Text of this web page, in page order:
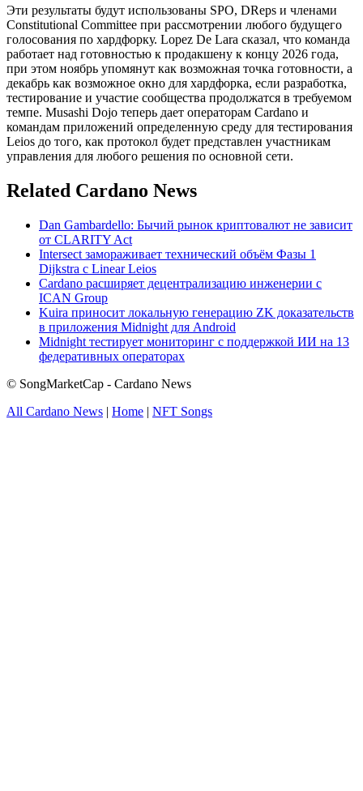
Эти результаты будут использованы SPO, DReps и членами
Constitutional Committee при рассмотрении любого будущего
голосования по хардфорку. Lopez De Lara сказал, что команда
работает над готовностью к продакшену к концу 2026 года,
при этом ноябрь упомянут как возможная точка готовности, а
декабрь как возможное окно для хардфорка, если разработка,
тестирование и участие сообщества продолжатся в требуемом
темпе. Musashi Dojo теперь дает операторам Cardano и
командам приложений определенную среду для тестирования
Leios до того, как протокол будет представлен участникам
управления для любого решения по основной сети.
Related Cardano News
Dan Gambardello: Бычий рынок криптовалют не зависит
от CLARITY Act
Intersect замораживает технический объём Фазы 1
Dijkstra с Linear Leios
Cardano расширяет децентрализацию инженерии с
ICAN Group
Kuira приносит локальную генерацию ZK доказательств
в приложения Midnight для Android
Midnight тестирует мониторинг с поддержкой ИИ на 13
федеративных операторах
© SongMarketCap - Cardano News
All Cardano News | Home | NFT Songs